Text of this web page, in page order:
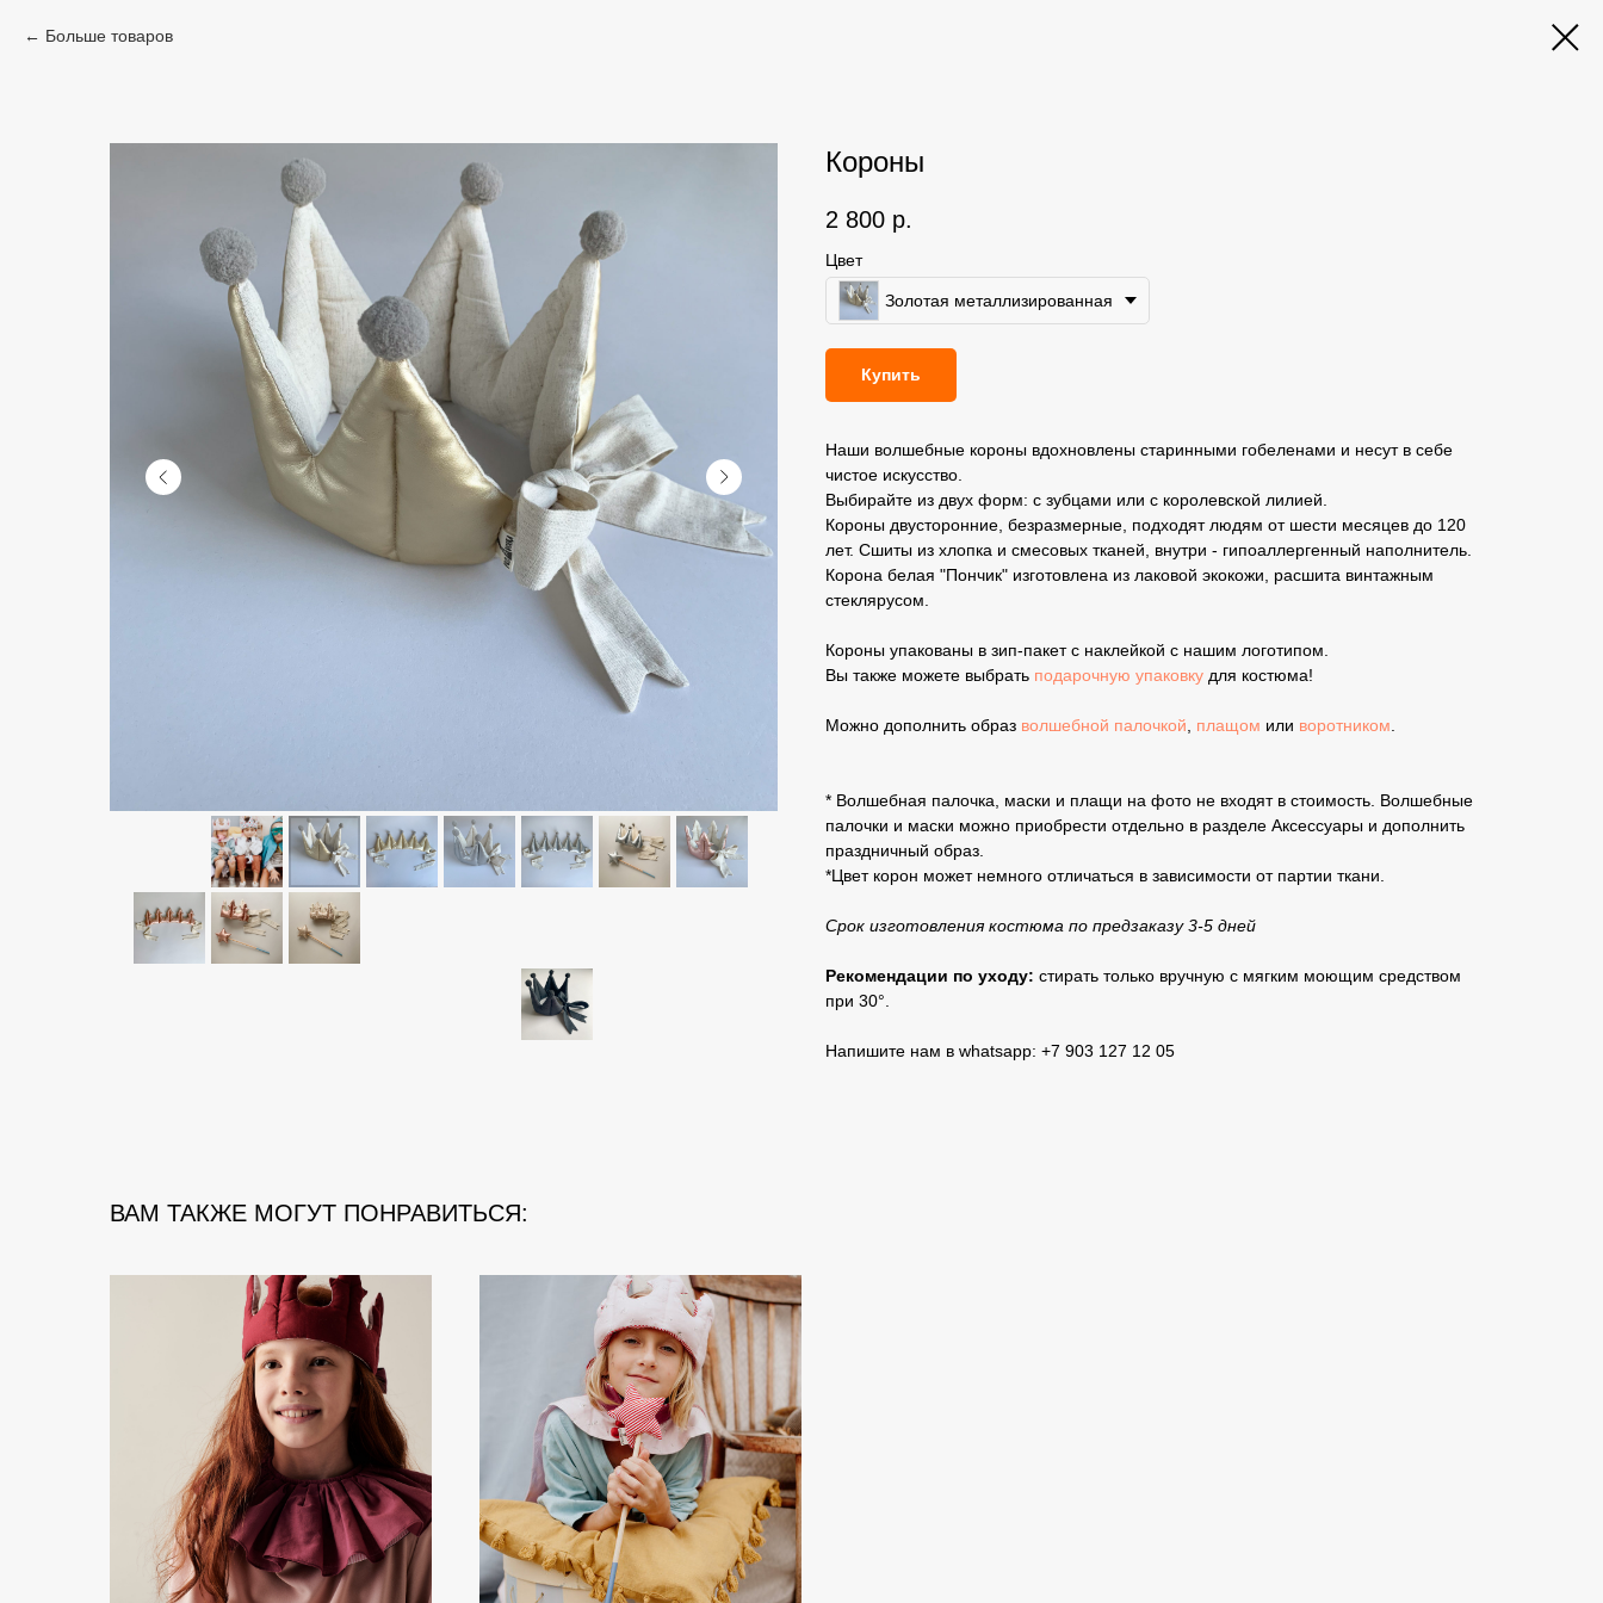
Больше товаров
Короны
2 800 р.
Цвет
Золотая металлизированная
Купить
Наши волшебные короны вдохновлены старинными гобеленами и несут в себе
чистое искусство.
Выбирайте из двух форм: с зубцами или с королевской лилией.
Короны двусторонние, безразмерные, подходят людям от шести месяцев до 120
лет. Сшиты из хлопка и смесовых тканей, внутри - гипоаллергенный наполнитель.
Корона белая "Пончик" изготовлена из лаковой экокожи, расшита винтажным
стеклярусом.
Короны упакованы в зип-пакет с наклейкой с нашим логотипом.
Вы также можете выбрать подарочную упаковку для костюма!
Можно дополнить образ волшебной палочкой, плащом или воротником.
* Волшебная палочка, маски и плащи на фото не входят в стоимость. Волшебные
палочки и маски можно приобрести отдельно в разделе Аксессуары и дополнить
праздничный образ.
*Цвет корон может немного отличаться в зависимости от партии ткани.
Срок изготовления костюма по предзаказу 3-5 дней
Рекомендации по уходу: стирать только вручную с мягким моющим средством
при 30°.
Напишите нам в whatsapp: +7 903 127 12 05
ВАМ ТАКЖЕ МОГУТ ПОНРАВИТЬСЯ: